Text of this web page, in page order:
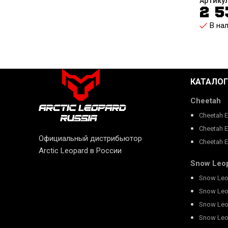
2
В
Официальный дистрибьютор
Arctic Leopard в России
КАТАЛОГ
Cheetah
Cheetah
Cheetah
Cheetah
Snow
Snow
Snow
Snow
Snow